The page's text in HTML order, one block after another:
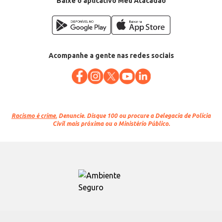
Acompanhe a gente nas redes sociais
Racismo é crime. Denuncie. Disque 100 ou procure a Delegacia de Polícia
Civil mais próxima ou o Ministério Público.